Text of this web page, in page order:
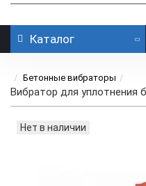
Каталог
Бетонные вибраторы
Вибратор для уплотнения
Нет в наличии